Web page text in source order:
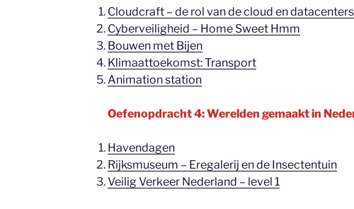
Cloudcraft – de rol van de cloud en
Cyberveiligheid – Home Sweet Hmm
Bouwen met Bijen
Klimaattoekomst: Transport
Animation station
Oefenopdracht 4: Werelden gemaakt in
Havendagen
Rijksmuseum – Eregalerij en de Insectentuin
Veilig Verkeer Nederland – level 1